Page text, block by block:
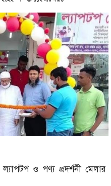
ও পণ্য প্রদর্শনী মেলার